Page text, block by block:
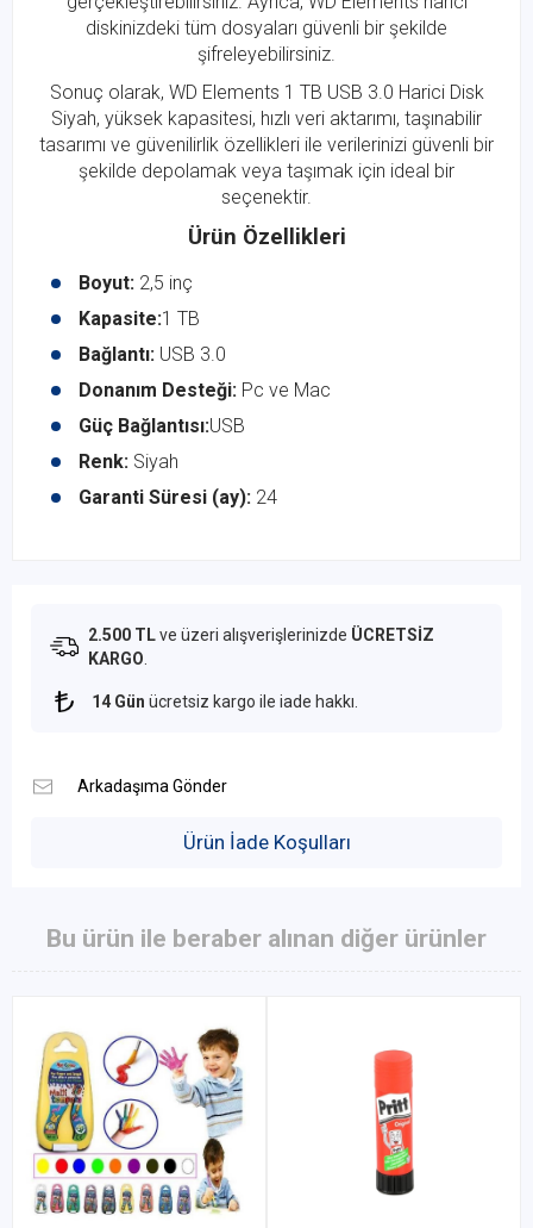
diskinizdeki tüm dosyaları güvenli bir şekilde
şifreleyebilirsiniz.
Sonuç olarak, WD Elements 1 TB USB 3.0 Harici Disk
Siyah, yüksek kapasitesi, hızlı veri aktarımı, taşınabilir
tasarımı ve güvenilirlik özellikleri ile verilerinizi güvenli bir
şekilde depolamak veya taşımak için ideal bir
seçenektir.
Ürün Özellikleri
Boyut: 2,5 inç
Kapasite:1 TB
Bağlantı: USB 3.0
Donanım Desteği: Pc ve Mac
Güç Bağlantısı:USB
Renk: Siyah
Garanti Süresi (ay): 24
2.500 TLve üzeri alışverişlerinizde ÜCRETSİZ
KARGO
14 Gün ücretsiz kargo ile iade hakkı.
Ürün İade Koşulları
Bu ürün ile beraber alınan diğer ürünler